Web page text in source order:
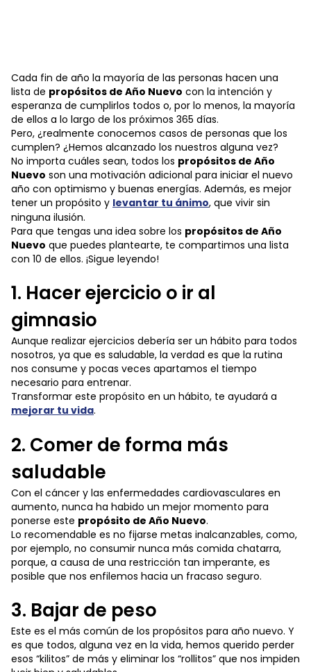
Cada fin de año la mayoría de las personas hacen una
lista de propósitos de Año Nuevo con la intención y
esperanza de cumplirlos todos o, por lo menos, la mayoría
de ellos a lo largo de los próximos 365 días.
Pero, ¿realmente conocemos casos de personas que los
cumplen? ¿Hemos alcanzado los nuestros alguna vez?
No importa cuáles sean, todos los propósitos de Año
Nuevo son una motivación adicional para iniciar el nuevo
año con optimismo y buenas energías. Además, es mejor
tener un propósito y levantar tu ánimo, que vivir sin
ninguna ilusión.
Para que tengas una idea sobre los propósitos de Año
Nuevo que puedes plantearte, te compartimos una lista
con 10 de ellos. ¡Sigue leyendo!
1. Hacer ejercicio o ir al
gimnasio
Aunque realizar ejercicios debería ser un hábito para todos
nosotros, ya que es saludable, la verdad es que la rutina
nos consume y pocas veces apartamos el tiempo
necesario para entrenar.
Transformar este propósito en un hábito, te ayudará a
mejorar tu vida.
2. Comer de forma más
saludable
Con el cáncer y las enfermedades cardiovasculares en
aumento, nunca ha habido un mejor momento para
ponerse este propósito de Año Nuevo.
Lo recomendable es no fijarse metas inalcanzables, como,
por ejemplo, no consumir nunca más comida chatarra,
porque, a causa de una restricción tan imperante, es
posible que nos enfilemos hacia un fracaso seguro.
3. Bajar de peso
Este es el más común de los propósitos para año nuevo. Y
es que todos, alguna vez en la vida, hemos querido perder
esos “kilitos” de más y eliminar los “rollitos” que nos impiden